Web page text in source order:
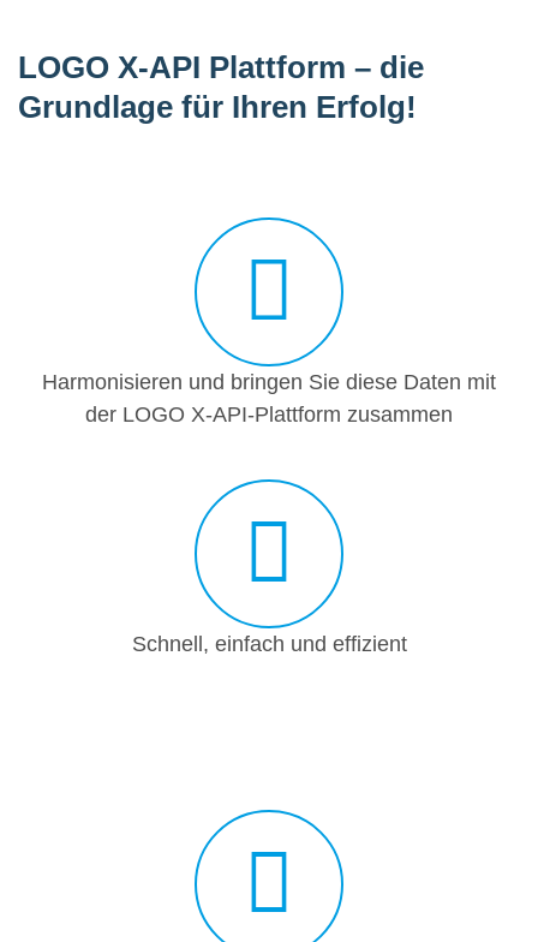
LOGO X-API Plattform – die
Grundlage für Ihren Erfolg!
Harmonisieren und bringen Sie diese Daten mit
der LOGO X-API-Plattform zusammen
Schnell, einfach und effizient